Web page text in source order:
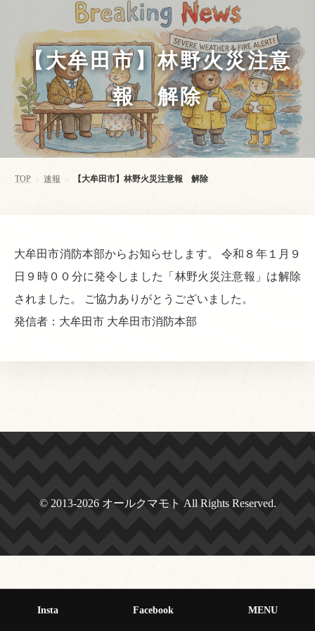
【大牟田市】林野火災注意
報 解除
TOP > 速報 > 【大牟田市】林野火災注意報 解除
大牟田市消防本部からお知らせします。 令和８年１月９
日９時００分に発令しました「林野火災注意報」は解除
されました。 ご協力ありがとうございました。
発信者：大牟田市 大牟田市消防本部
© 2013-2026 オールクマモト All Rights Reserved.
Insta Facebook MENU